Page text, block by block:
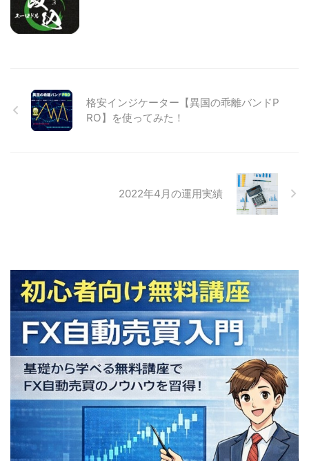
格安インジケーター【異国の乖離バンドP
RO】を使ってみた！
2022年4月の運用実績